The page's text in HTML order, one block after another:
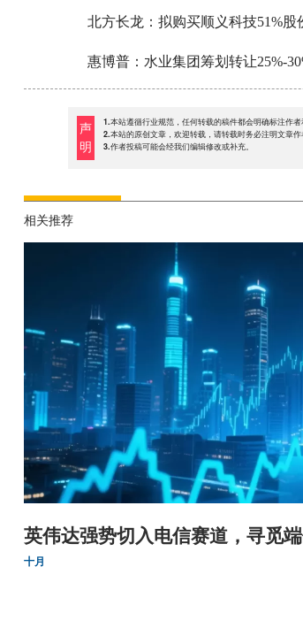
北方长龙：拟购买顺义科技51%股
惠博普：水业集团筹划转让25%-
声
明
1.本站遵循行业规范，任何转载的稿件都会明确标注作者
2.本站的原创文章，欢迎转载，请转载时务必注明文章
3.作者投稿可能会经我们编辑修改或补充。
相关推荐
英伟达强势切入电信赛道，寻觅
十月